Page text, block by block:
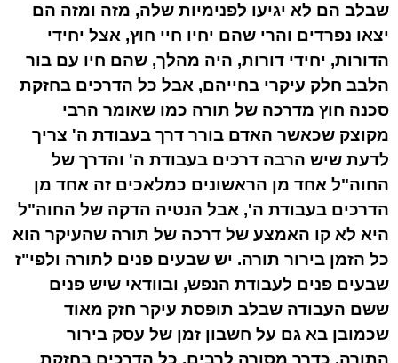
שבלב הם לא יגיעו לפנימיות שלה, מזה ומזה הם
יצאו נפרדים והרי שהם יחיו חיי חוץ, אצל יחידי
הדורות, יחידי דורות, היה מהלך, שהם חיו עם בור
הלבב חלק עיקרי בחייהם, אבל כל הדרכים בחזקת
סכנה חוץ מדרכה של תורה כמו שאומר הרבי
מקוצק שכאשר האדם בורר דרך בעבודת ה' צריך
לדעת שיש הרבה דרכים בעבודת ה' והדרך של
החוה"ל אחד מן הראשונים כמלאכים זה אחד מן
הדרכים בעבודת ה', אבל הנטיה הדקה של החוה"ל
היא לא קו האמצע של דרכה של תורה שהעיקר הוא
כל הזמן בירור תורה. יש שבעים פנים לתורה ולפי"ז
שבעים פנים לעבודת הנפש, ובוודאי שיש פנים
ששם העבודה שבלב תופסת עיקר חזק מאוד
שכמובן בא גם על חשבון זמן של עסק בירור
התורה, כדרך מסורה לרבים, כל הדרכים בחזקת